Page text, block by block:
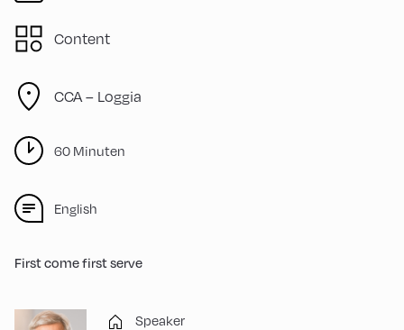
Content
CCA – Loggia
60 Minuten
English
First come first serve
Speaker